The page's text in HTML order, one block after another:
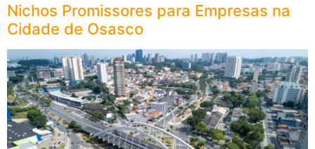
Nichos Promissores para Empresas na
Cidade de Osasco